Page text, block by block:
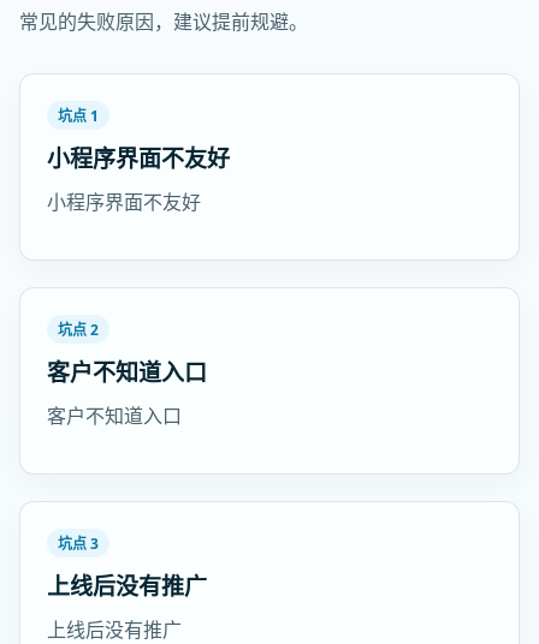
常见的失败原因，建议提前规避。
坑点 1
小程序界面不友好
小程序界面不友好
坑点 2
客户不知道入口
客户不知道入口
坑点 3
上线后没有推广
上线后没有推广